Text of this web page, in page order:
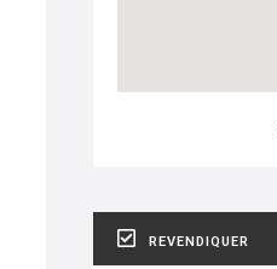
REVENDIQUER